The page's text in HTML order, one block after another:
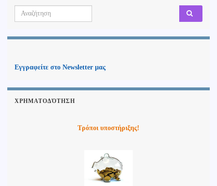
Search for:
Εγγραφείτε στο Newsletter μας
ΧΡΗΜΑΤΟΔΌΤΗΣΗ
Τρόποι υποστήριξης!